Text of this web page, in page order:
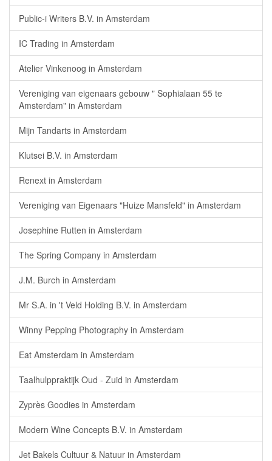
Public-i Writers B.V. in Amsterdam
IC Trading in Amsterdam
Atelier Vinkenoog in Amsterdam
Vereniging van eigenaars gebouw " Sophialaan 55 te
Amsterdam" in Amsterdam
Mijn Tandarts in Amsterdam
Klutsei B.V. in Amsterdam
Renext in Amsterdam
Vereniging van Eigenaars "Huize Mansfeld" in Amsterdam
Josephine Rutten in Amsterdam
The Spring Company in Amsterdam
J.M. Burch in Amsterdam
Mr S.A. in 't Veld Holding B.V. in Amsterdam
Winny Pepping Photography in Amsterdam
Eat Amsterdam in Amsterdam
Taalhulppraktijk Oud - Zuid in Amsterdam
Zyprès Goodies in Amsterdam
Modern Wine Concepts B.V. in Amsterdam
Jet Bakels Cultuur & Natuur in Amsterdam